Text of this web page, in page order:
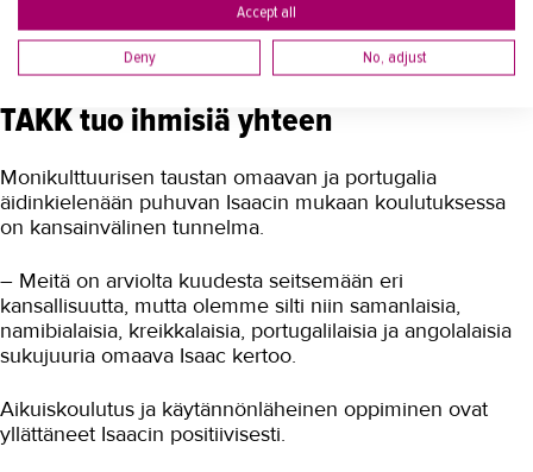
työskentelee Restaurant Madamessa.
TAKK tuo ihmisiä yhteen
Monikulttuurisen taustan omaavan ja portugalia
äidinkielenään puhuvan Isaacin mukaan koulutuksessa
on kansainvälinen tunnelma.
– Meitä on arviolta kuudesta seitsemään eri
kansallisuutta, mutta olemme silti niin samanlaisia,
namibialaisia, kreikkalaisia, portugalilaisia ja angolalaisia
sukujuuria omaava Isaac kertoo.
Aikuiskoulutus ja käytännönläheinen oppiminen ovat
yllättäneet Isaacin positiivisesti.
Accept all
Deny No, adjust